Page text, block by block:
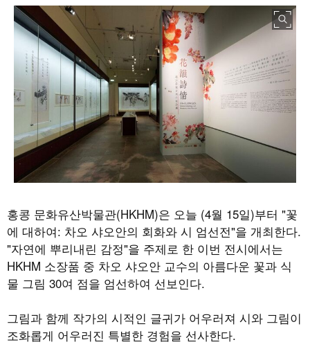
홍콩 문화유산박물관(HKHM)은 오늘 (4월 15일)부터 "꽃
에 대하여: 차오 샤오안의 회화와 시 엄선전"을 개최한다.
"자연에 뿌리내린 감정"을 주제로 한 이번 전시에서는
HKHM 소장품 중 차오 샤오안 교수의 아름다운 꽃과 식
물 그림 30여 점을 엄선하여 선보인다.
그림과 함께 작가의 시적인 글귀가 어우러져 시와 그림이
조화롭게 어우러진 특별한 경험을 선사한다.